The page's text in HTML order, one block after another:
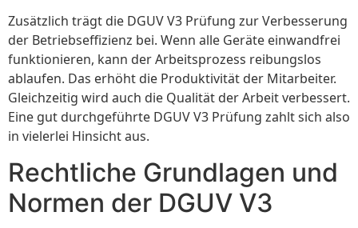
Zusätzlich trägt die DGUV V3 Prüfung zur Verbesserung
der Betriebseffizienz bei. Wenn alle Geräte einwandfrei
funktionieren, kann der Arbeitsprozess reibungslos
ablaufen. Das erhöht die Produktivität der Mitarbeiter.
Gleichzeitig wird auch die Qualität der Arbeit verbessert.
Eine gut durchgeführte DGUV V3 Prüfung zahlt sich also
in vielerlei Hinsicht aus.
Rechtliche Grundlagen und
Normen der DGUV V3